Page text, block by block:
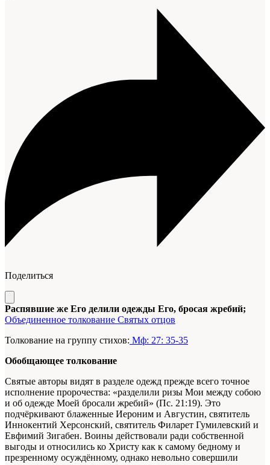
Поделиться
Распявшие же Его делили одежды Его, бросая жребий;
Объединенное толкование Святых отцов
Толкование на группу стихов: Мф: 27: 35-35
Обобщающее толкование
Святые авторы видят в разделе одежд прежде всего точное
исполнение пророчества: «разделили ризы Мои между собою
и об одежде Моей бросали жребий» (Пс. 21:19). Это
подчёркивают блаженные Иероним и Августин, святитель
Иннокентий Херсонский, святитель Филарет Гумилевский и
Евфимий Зигабен. Воины действовали ради собственной
выгоды и относились ко Христу как к самому бедному и
презренному осуждённому, однако невольно совершили